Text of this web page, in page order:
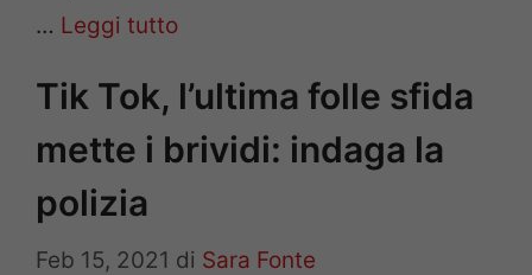
… Leggi tutto
Tik Tok, l’ultima folle sfida
mette i brividi: indaga la
polizia
Feb 15, 2021 di Sara Fonte